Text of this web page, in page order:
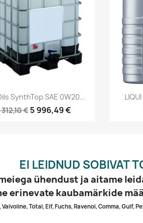
Kiirvaade
SynthTop SAE 0W20...
€ 5 996,49 €
EI LEIDNUD SOBIVAT
ühendust ja aitame
erinevate kaubamärkide
Total, Elf, Fuchs, Ravenol, Comma, Gulf,